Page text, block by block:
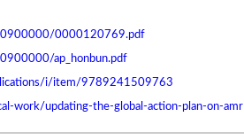
0000120769.pdf
ap_honbun.pdf
i/item/9789241509763
work/updating-the-global-action-plan-on-amr